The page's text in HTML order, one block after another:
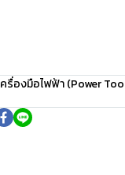
ครื่องมือไฟฟ้า (Power